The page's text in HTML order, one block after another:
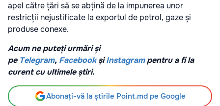
apel către țări să se abțină de la impunerea unor
restricții nejustificate la exportul de petrol, gaze și
produse conexe.
Acum ne puteți urmări și
pe Telegram, Facebook șiInstagrampentru a fi la
curent cu ultimele știri.
Abonați-vă la știrile Point.md pe Google